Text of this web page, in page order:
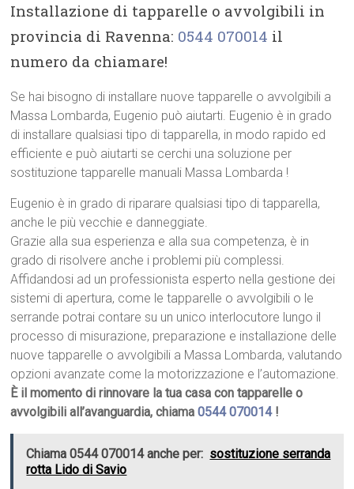
Installazione di tapparelle o avvolgibili in
provincia di Ravenna: 0544 070014 il
numero da chiamare!
Se hai bisogno di installare nuove tapparelle o avvolgibili a
Massa Lombarda, Eugenio può aiutarti. Eugenio è in grado
di installare qualsiasi tipo di tapparella, in modo rapido ed
efficiente e può aiutarti se cerchi una soluzione per
sostituzione tapparelle manuali Massa Lombarda !
Eugenio è in grado di riparare qualsiasi tipo di tapparella,
anche le più vecchie e danneggiate.
Grazie alla sua esperienza e alla sua competenza, è in
grado di risolvere anche i problemi più complessi.
Affidandosi ad un professionista esperto nella gestione dei
sistemi di apertura, come le tapparelle o avvolgibili o le
serrande potrai contare su un unico interlocutore lungo il
processo di misurazione, preparazione e installazione delle
nuove tapparelle o avvolgibili a Massa Lombarda, valutando
opzioni avanzate come la motorizzazione e l’automazione.
È il momento di rinnovare la tua casa con tapparelle o
avvolgibili all’avanguardia, chiama0544 070014!
Chiama 0544 070014 anche per: sostituzione serranda
rotta Lido di Savio